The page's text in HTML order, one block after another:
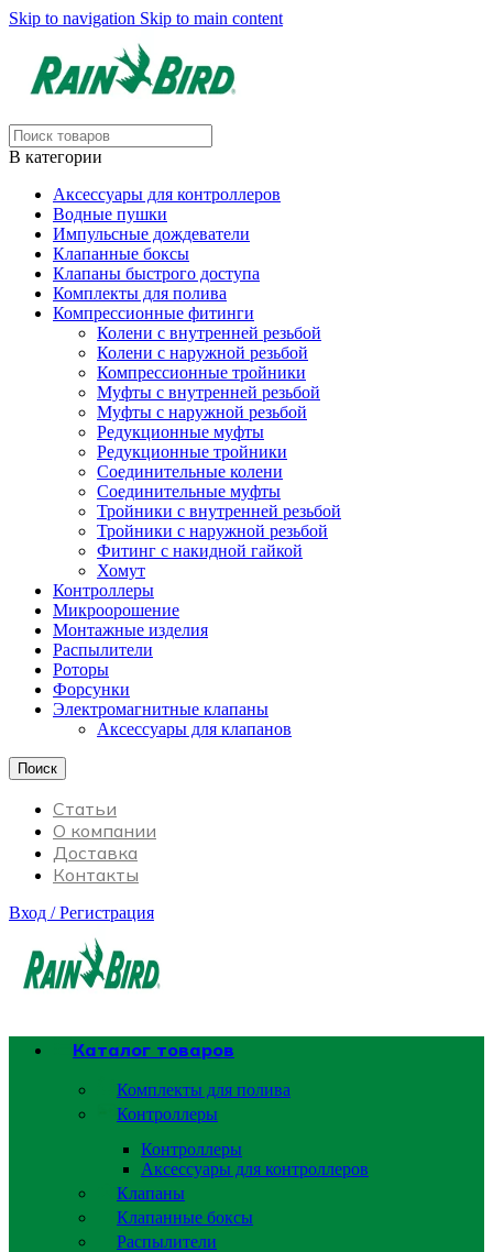
Skip to navigation Skip to main content
В категории
Аксессуары для контроллеров
Водные пушки
Импульсные дождеватели
Клапанные боксы
Клапаны быстрого доступа
Комплекты для полива
Компрессионные фитинги
Колени с внутренней резьбой
Колени с наружной резьбой
Компрессионные тройники
Муфты с внутренней резьбой
Муфты с наружной резьбой
Редукционные муфты
Редукционные тройники
Соединительные колени
Соединительные муфты
Тройники с внутренней резьбой
Тройники с наружной резьбой
Фитинг с накидной гайкой
Хомут
Контроллеры
Микроорошение
Монтажные изделия
Распылители
Роторы
Форсунки
Электромагнитные клапаны
Аксессуары для клапанов
Поиск
Статьи
О компании
Доставка
Контакты
Вход / Регистрация
Каталог товаров
Комплекты для полива
Контроллеры
Контроллеры
Аксессуары для контроллеров
Клапаны
Клапанные боксы
Распылители